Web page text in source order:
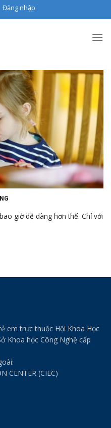
Đăng nhập
giờ dễ dàng hơn thế. Chỉ với
em trực thuộc Hội Khoa Học
Khoa học Công Nghệ cấp
CENTER (CIEC)